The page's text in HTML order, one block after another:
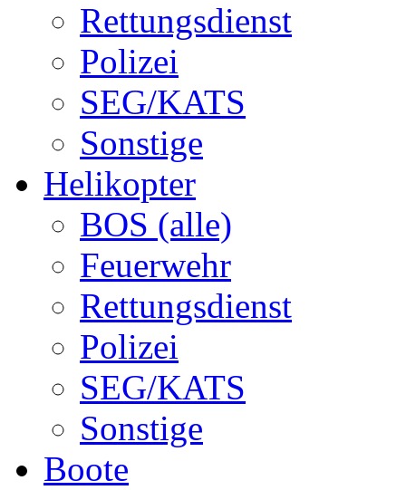
Rettungsdienst
Polizei
SEG/KATS
Sonstige
Helikopter
BOS (alle)
Feuerwehr
Rettungsdienst
Polizei
SEG/KATS
Sonstige
Boote